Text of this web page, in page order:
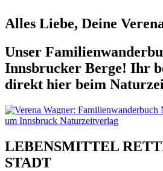
Alles Liebe, Deine
Unser
Innsbrucker Berge! Ihr
direkt hier beim
LEBENSMITTEL
STADT